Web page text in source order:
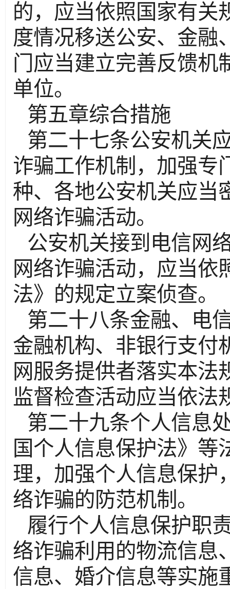
的，应当依照国家有关
度情况移送公安、金融
门应当建立完善反馈机
单位。
第五章综合措施
第二十七条公安机关
诈骗工作机制，加强专
种、各地公安机关应当
网络诈骗活动。
公安机关接到电信网
网络诈骗活动，应当依
法》的规定立案侦查。
第二十八条金融、电
金融机构、非银行支付
网服务提供者落实本法
监督检查活动应当依法
第二十九条个人信息
国个人信息保护法》等
理，加强个人信息保护
络诈骗的防范机制。
履行个人信息保护职
络诈骗利用的物流信息
信息、婚介信息等实施